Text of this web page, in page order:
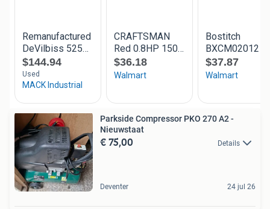
Parkside Compressor PKO 270 A2 -
Nieuwstaat
€ 75,00 Details
Deventer 24 jul 26